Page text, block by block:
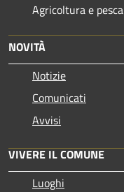
Agricoltura e pesca
NOVITÀ
Notizie
Comunicati
Avvisi
VIVERE IL COMUNE
Luoghi